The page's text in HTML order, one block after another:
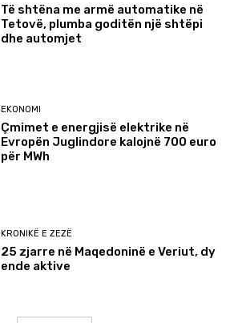
Të shtëna me armë automatike në
Tetovë, plumba goditën një shtëpi
dhe automjet
EKONOMI
Çmimet e energjisë elektrike në
Evropën Juglindore kalojnë 700 euro
për MWh
KRONIKË E ZEZË
25 zjarre në Maqedoninë e Veriut, dy
ende aktive